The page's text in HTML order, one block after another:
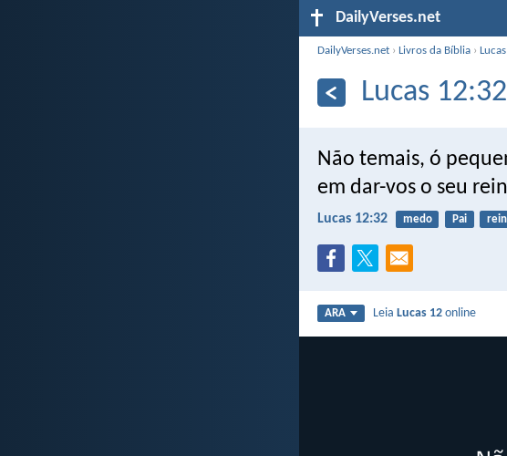
DailyVerses.net
DailyVerses.net ›Livros da Bíblia ›Lucas
Lucas 12:32
Não temais, ó
em dar-vos o seu
Lucas 12:32 medo Pai
ARA LeiaLucas 12 online